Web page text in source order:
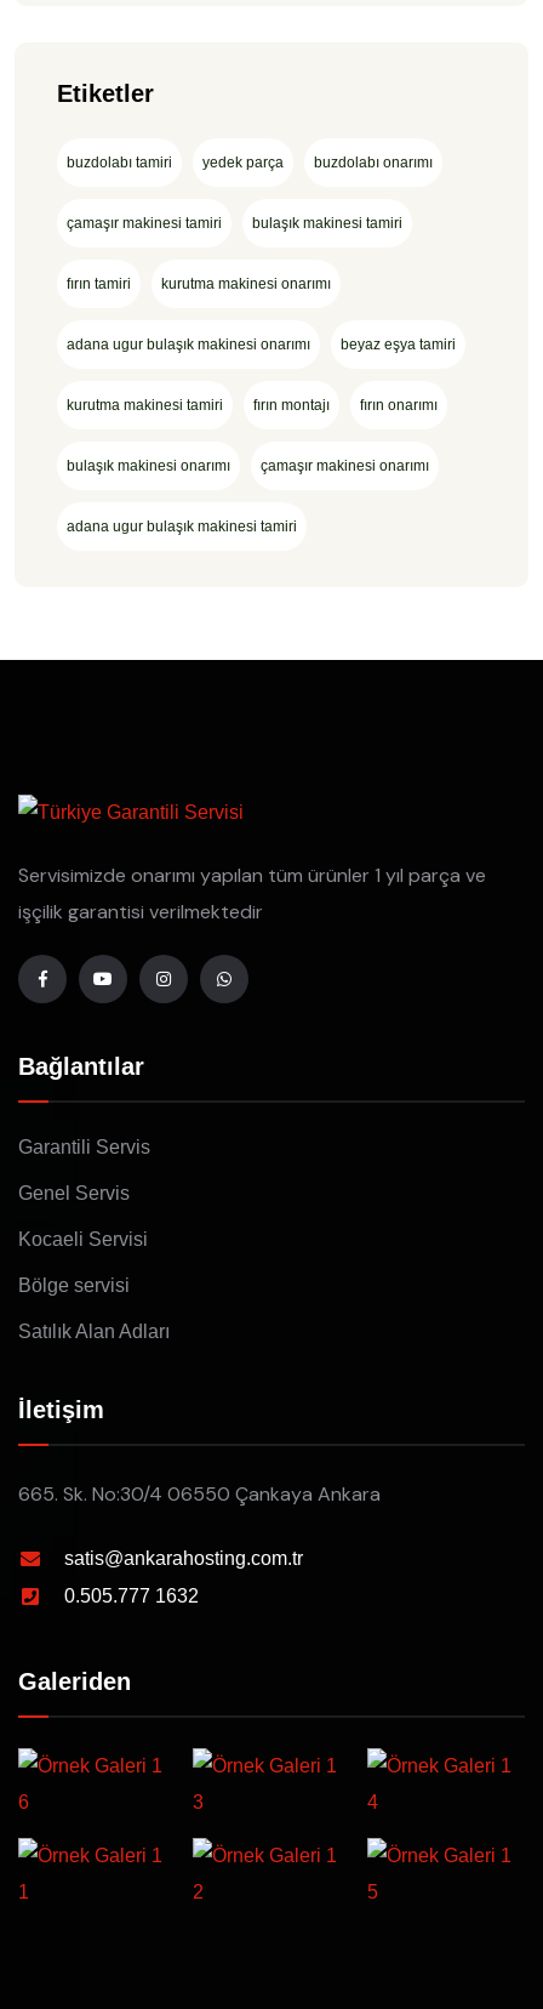
Etiketler
buzdolabı tamiri yedek parça buzdolabı onarımı
çamaşır makinesi tamiri bulaşık makinesi tamiri
fırın tamiri kurutma makinesi onarımı
adana ugur bulaşık makinesi onarımı beyaz eşya tamiri
kurutma makinesi tamiri fırın montajı fırın onarımı
bulaşık makinesi onarımı çamaşır makinesi onarımı
adana ugur bulaşık makinesi tamiri
Servisimizde onarımı yapılan tüm ürünler 1 yıl parça ve
işçilik garantisi verilmektedir
Bağlantılar
Garantili Servis
Genel Servis
Kocaeli Servisi
Bölge servisi
Satılık Alan Adları
İletişim
665. Sk. No:30/4 06550 Çankaya Ankara
satis@ankarahosting.com.tr
0.505.777 1632
Galeriden